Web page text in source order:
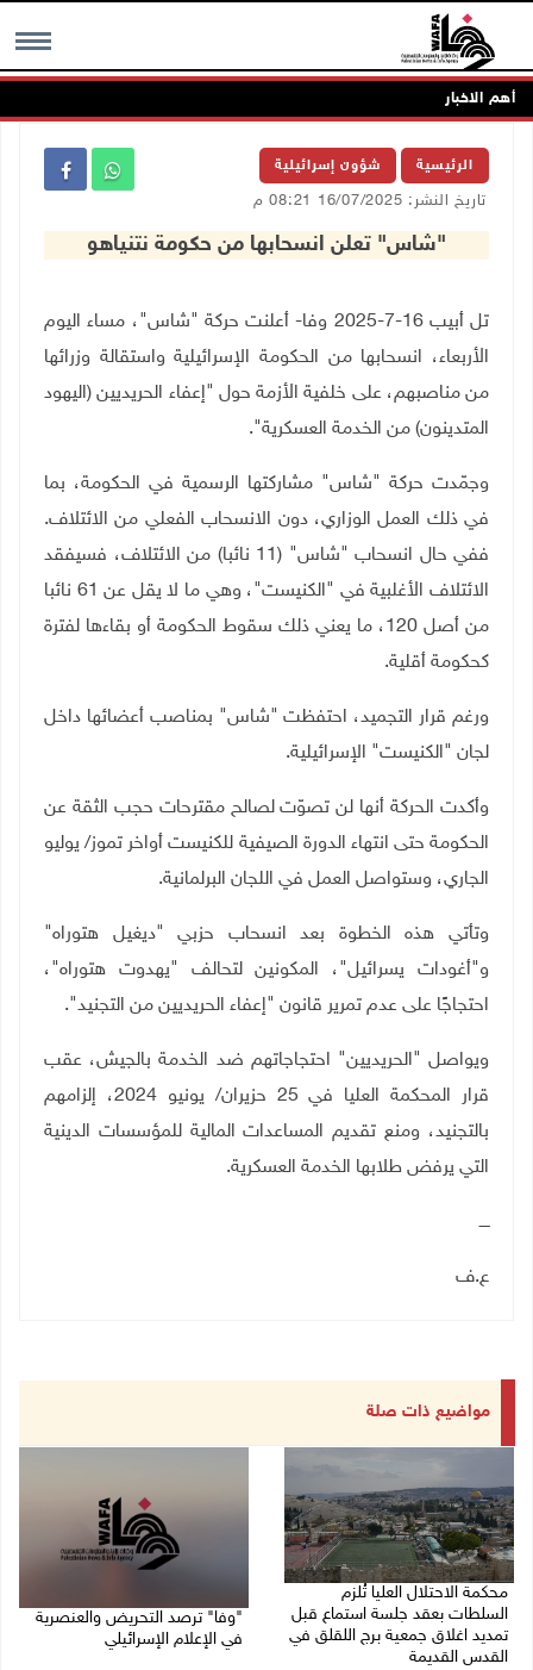
MENU أهم الاخبار
الرئيسية شؤون إسرائيلية
تاريخ النشر: 16/07/2025 08:21 م
"شاس" تعلن انسحابها من حكومة نتنياهو
تل أبيب 16-7-2025 وفا- أعلنت حركة "شاس"، مساء اليوم
الأربعاء، انسحابها من الحكومة الإسرائيلية واستقالة وزرائها
من مناصبهم، على خلفية الأزمة حول "إعفاء الحريديين (اليهود
المتدينون) من الخدمة العسكرية".
وجمّدت حركة "شاس" مشاركتها الرسمية في الحكومة، بما
في ذلك العمل الوزاري، دون الانسحاب الفعلي من الائتلاف.
ففي حال انسحاب "شاس" (11 نائبا) من الائتلاف، فسيفقد
الائتلاف الأغلبية في "الكنيست"، وهي ما لا يقل عن 61 نائبا
من أصل 120، ما يعني ذلك سقوط الحكومة أو بقاءها لفترة
كحكومة أقلية.
ورغم قرار التجميد، احتفظت "شاس" بمناصب أعضائها داخل
لجان "الكنيست" الإسرائيلية.
وأكدت الحركة أنها لن تصوّت لصالح مقترحات حجب الثقة عن
الحكومة حتى انتهاء الدورة الصيفية للكنيست أواخر تموز/ يوليو
الجاري، وستواصل العمل في اللجان البرلمانية.
وتأتي هذه الخطوة بعد انسحاب حزبي "ديغيل هتوراه"
و"أغودات يسرائيل"، المكونين لتحالف "يهدوت هتوراه"،
احتجاجًا على عدم تمرير قانون "إعفاء الحريديين من التجنيد".
ويواصل "الحريديين" احتجاجاتهم ضد الخدمة بالجيش، عقب
قرار المحكمة العليا في 25 حزيران
/
يونيو 2024، إلزامهم
بالتجنيد، ومنع تقديم المساعدات المالية للمؤسسات الدينية
التي يرفض طلابها الخدمة العسكرية.
ــــ
ع.ف
مواضيع ذات صلة
محكمة الاحتلال العليا تُلزم
السلطات بعقد جلسة استماع قبل
تمديد اغلاق جمعية برج اللقلق في
القدس القديمة
"وفا" ترصد التحريض والعنصرية
في الإعلام الإسرائيلي